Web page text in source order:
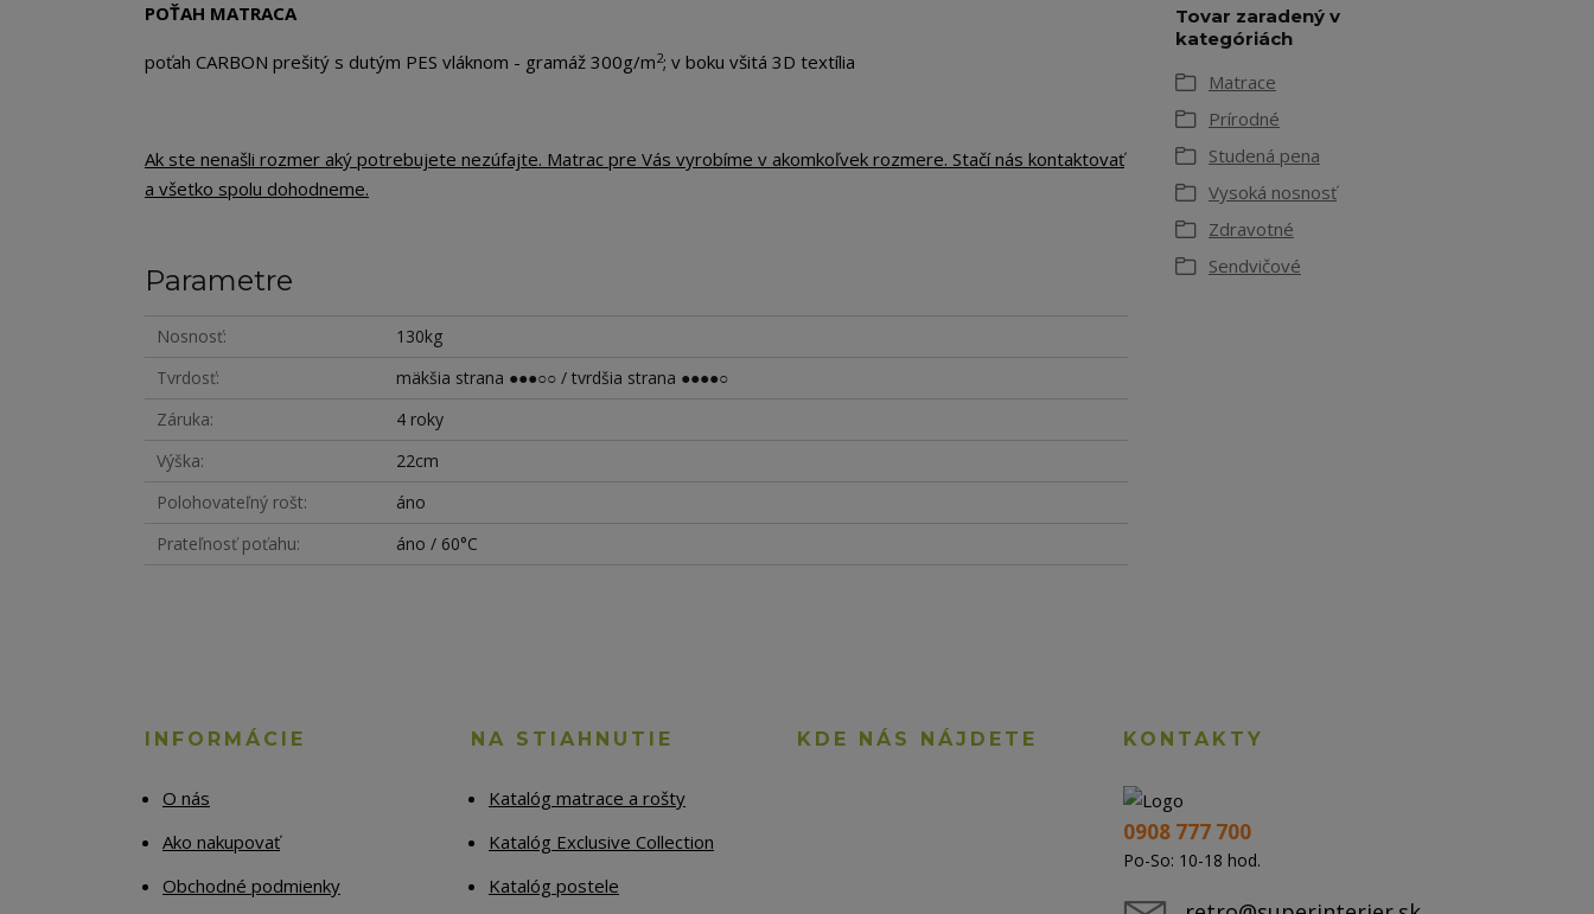
POŤAH MATRACA
poťah CARBON prešitý s dutým PES vláknom - gramáž 300g/m2; v boku všitá 3D textília
Ak ste nenašli rozmer aký potrebujete nezúfajte. Matrac pre Vás vyrobíme v akomkoľvek rozmere. Stačí nás kontaktovať
a všetko spolu dohodneme.
Parametre
Nosnosť
130kg
Tvrdosť
mäkšia strana ●●●○○ / tvrdšia strana ●●●●○
Záruka
4 roky
Výška
22cm
Polohovateľný rošt
áno
Prateľnosť poťahu
áno / 60°C
Tovar zaradený v
kategóriách
Matrace
Prírodné
Studená pena
Vysoká nosnosť
Zdravotné
Sendvičové
INFORMÁCIE
O nás
Ako nakupovať
Obchodné podmienky
NA STIAHNUTIE
Katalóg matrace a rošty
Katalóg Exclusive Collection
Katalóg postele
KDE NÁS NÁJDETE KONTAKTY
0908 777 700
Po-So: 10-18 hod.